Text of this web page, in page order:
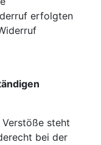
erfolgten
steht
bei der